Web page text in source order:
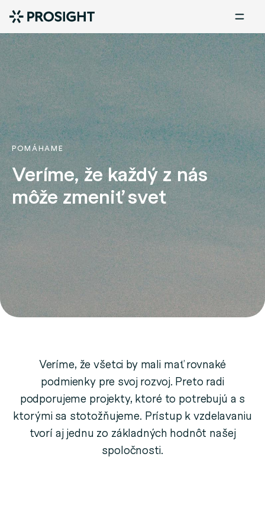
POMÁHAME
Veríme, že každý z nás
môže zmeniť svet
Veríme, že všetci by mali mať rovnaké
podmienky pre svoj rozvoj. Preto radi
podporujeme projekty, ktoré to potrebujú a s
ktorými sa stotožňujeme. Prístup k vzdelavaniu
tvorí aj jednu zo základných hodnôt našej
spoločnosti.